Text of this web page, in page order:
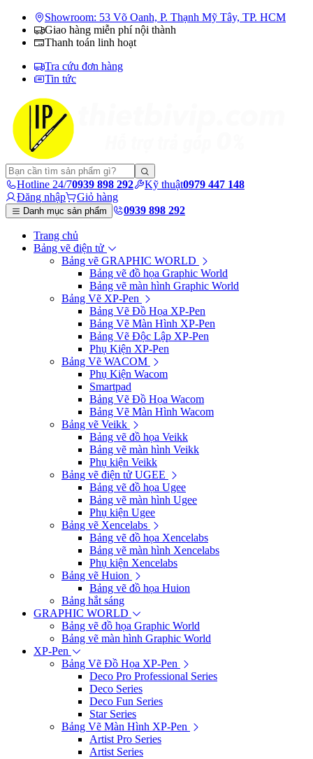
Showroom: 53 Võ Oanh, P. Thạnh Mỹ Tây, TP. HCM
Giao hàng miễn phí nội thành
Thanh toán linh hoạt
Tra cứu đơn hàng
Tin tức
Hotline 24/70939 898 292 Kỹ thuật0979 447 148
Đăng nhập
Giỏ hàng
Danh mục sản phẩm 0939 898 292
Trang chủ
Bảng vẽ điện tử
Bảng vẽ GRAPHIC WORLD
Bảng vẽ đồ họa Graphic World
Bảng vẽ màn hình Graphic World
Bảng Vẽ XP-Pen
Bảng Vẽ Đồ Họa XP-Pen
Bảng Vẽ Màn Hình XP-Pen
Bảng Vẽ Độc Lập XP-Pen
Phụ Kiện XP-Pen
Bảng Vẽ WACOM
Phụ Kiện Wacom
Smartpad
Bảng Vẽ Đồ Họa Wacom
Bảng Vẽ Màn Hình Wacom
Bảng vẽ Veikk
Bảng vẽ đồ họa Veikk
Bảng vẽ màn hình Veikk
Phụ kiện Veikk
Bảng vẽ điện tử UGEE
Bảng vẽ đồ họa Ugee
Bảng vẽ màn hình Ugee
Phụ kiện Ugee
Bảng vẽ Xencelabs
Bảng vẽ đồ họa Xencelabs
Bảng vẽ màn hình Xencelabs
Phụ kiện Xencelabs
Bảng vẽ Huion
Bảng vẽ đồ họa Huion
Bảng hắt sáng
GRAPHIC WORLD
Bảng vẽ đồ họa Graphic World
Bảng vẽ màn hình Graphic World
XP-Pen
Bảng Vẽ Đồ Họa XP-Pen
Deco Pro Professional Series
Deco Series
Deco Fun Series
Star Series
Bảng Vẽ Màn Hình XP-Pen
Artist Pro Series
Artist Series